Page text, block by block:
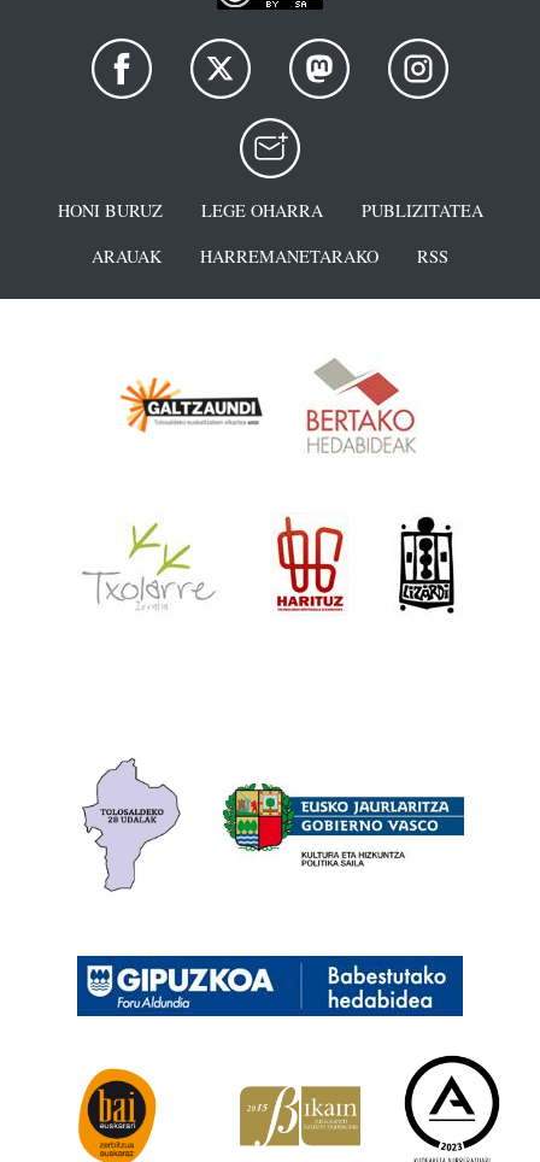
HONI BURUZ LEGE OHARRA
PUBLIZITATEA
ARAUAK
HARREMANETARAKO RSS